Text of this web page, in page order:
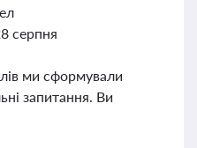
серпня
ми сформували
запитання. Ви